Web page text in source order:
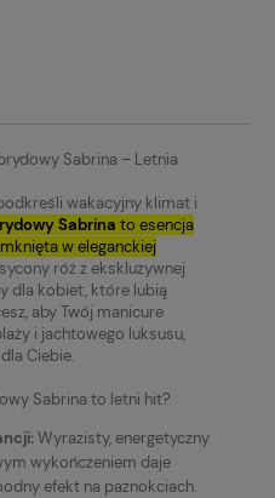
płatności
Sabrina – Letnia
wakacyjny klimat i
Sabrina to esencja
w eleganckiej
róż z ekskluzywnej
dla kobiet, które lubią
aby Twój manicure
i jachtowego luksusu,
Ciebie.
Sabrina to letni hit?
Wyrazisty, energetyczny
wykończeniem daje
efekt na paznokciach.